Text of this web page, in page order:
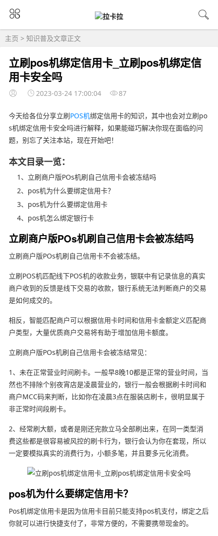
主页 > 知识普及文章正文
立刷pos机绑定信用卡_立刷pos机绑定信
用卡安全吗
2023-03-24 17:00:04 87
今天给各位分享立刷POS机绑定信用卡的知识，其中也会对立刷po
s机绑定信用卡安全吗进行解释，如果能碰巧解决你现在面临的问
题，别忘了关注本站，现在开始吧！
本文目录一览：
1、立刷商户版POs机刷自己信用卡会被冻结吗
2、pos机为什么要绑定信用卡？
3、pos机为什么要绑定信用卡
4、pos机怎么绑定银行卡
立刷商户版POs机刷自己信用卡会被冻结吗
立刷商户版POs机刷自己信用卡不会被冻结。
立刷POS机匹配线下POS机的收款业务，银联中有记录信息的真实
商户收到的反馈是线下交易的收款，银行系统无法判断商户的交易
是如何成交的。
相反，智能匹配商户可以根据信用卡时间和信用卡金额定义匹配商
户类型，大量优质商户交易将有助于增加信用卡额度。
立刷商户版POs机刷自己信用卡会被冻结常见：
1、未在正常营业时间刷卡。一般早8晚10都是正常的营业时间，当
然也不排除个别夜宵店是凌晨营业的，银行一般会根据刷卡时间和
商户MCC码来判断，比如你在凌晨3点在服装店刷卡，很明显属于
非正常时间段刷卡。
2、经常刷大额，或者是刚还完款立马全部刷出来，在同一类型消
费这些都是很容易被风控的刷卡行为，银行会认为你在套现，所以
一定要模拟真实的消费行为，小额多笔，并且要多元化消费。
pos机为什么要绑定信用卡？
Pos机绑定信用卡是因为信用卡目前只能支持pos机支付，绑定之后
你就可以进行快捷支付了，非常方便的，不需要携带现金的。